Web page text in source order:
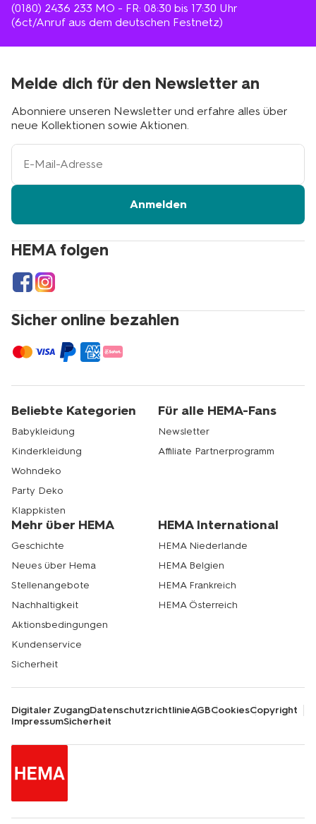
(0180) 2436 233 MO - FR: 08:30 bis 17:30 Uhr
(6ct/Anruf aus dem deutschen Festnetz)
HEMA folgen
Sicher online bezahlen
Melde dich für den Newsletter an
Abonniere unseren Newsletter und erfahre alles über
neue Kollektionen sowie Aktionen.
Ihre
Adresse
Anmelden
Beliebte Kategorien
Babykleidung
Kinderkleidung
Wohndeko
Party Deko
Klappkisten
Für alle HEMA-Fans
Newsletter
Affiliate Partnerprogramm
Mehr über HEMA
Geschichte
Neues über Hema
Stellenangebote
Nachhaltigkeit
Aktionsbedingungen
Kundenservice
Sicherheit
HEMA International
HEMA Niederlande
HEMA Belgien
HEMA Frankreich
HEMA Österreich
Digitaler ZugangDatenschutzrichtlinieAGBCookiesCopyright
ImpressumSicherheit